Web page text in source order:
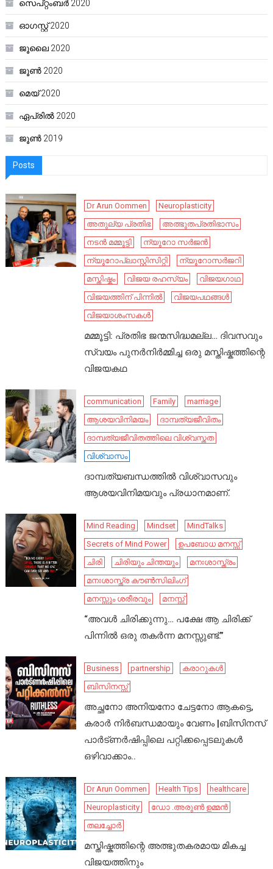
സെപ്റ്റംബർ 2020
ഓഗസ്റ്റ്‌ 2020
ജൂലൈ 2020
ജൂൺ 2020
മെയ്‌ 2020
ഏപ്രിൽ 2020
ജൂൺ 2019
Posts
Dr Arun Oommen
Neuroplasticity
അതുല്യ പ്രതിഭ
അത്ഭുതപ്രതിഭാസം
നടൻ മമ്മൂട്ടി
ന്യൂറോ സർജൻ
ന്യൂറോപ്ലാസ്റ്റിസിറ്റി
ന്യൂറോസർജറി
മസ്തിഷ്കം
വിജയ രഹസ്യം
വിജയഗാഥ
വിജയത്തിന് പിന്നിൽ
വിജയപഥങ്ങൾ
വിജയാശംസകൾ
മമ്മൂട്ടി: പ്രതിഭ ജന്മസിദ്ധമല്ല… ദിവസവും
സ്വയം പുനർനിർമ്മിച്ച ഒരു മസ്തിഷ്കത്തിന്റെ
വിജയകഥ
communication Family
marriage
ആശയവിനിമയം
ദാമ്പത്യജീവിതം
ദാമ്പത്യജീവിതത്തിലെ വിശ്വസ്തത
വിശ്വാസം
ദാമ്പത്യബന്ധത്തിൽ വിശ്വാസവും
ആശയവിനിമയവും പ്രധാനമാണ്.
Mind Reading Mindset
MindTalks
Secrets of Mind Power
ഉപബോധ മനസ്സ്
ചിരി
ചിരിയും ചിന്തയും
മനഃശാസ്ത്രം
മനഃശാസ്ത്ര കൗൺസിലിംഗ്
മനസ്സും ശരീരവും
മനസ്സ്
“അവൾ ചിരിക്കുന്നു… പക്ഷേ ആ ചിരിക്ക്
പിന്നിൽ ഒരു തകർന്ന മനസ്സുണ്ട്.”
Business partnership
കരാറുകൾ
ബിസിനസ്സ്
അച്ഛനോ അനിയനോ ചേട്ടനോ ആകട്ടെ,
കരാർ നിർബന്ധമായും വേണം |ബിസിനസ്
പാർട്ണർഷിപ്പിലെ പറ്റിക്കപ്പെടലുകൾ
ഒഴിവാക്കാം..
Dr Arun Oommen Health Tips
healthcare
Neuroplasticity
ഡോ .അരുൺ ഉമ്മൻ
തലച്ചോർ
മസ്തിഷ്കത്തിന്റെ അത്ഭുതകരമായ മികച്ച
വിജയത്തിനും